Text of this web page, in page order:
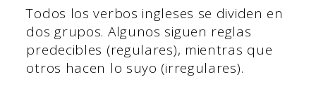
Todos los verbos ingleses se dividen en
dos grupos. Algunos siguen reglas
predecibles (regulares), mientras que
otros hacen lo suyo (irregulares).